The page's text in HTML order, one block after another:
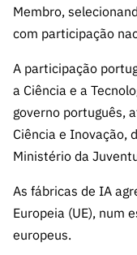
Membro,
com participação
A participação
a Ciência e a
governo português,
Ciência e Inovação,
Ministério da
As fábricas de IA
Europeia (UE), num
europeus.